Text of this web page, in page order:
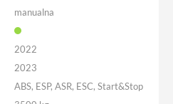
manualna
2022
2023
ABS, ESP, ASR, ESC, Start&Stop